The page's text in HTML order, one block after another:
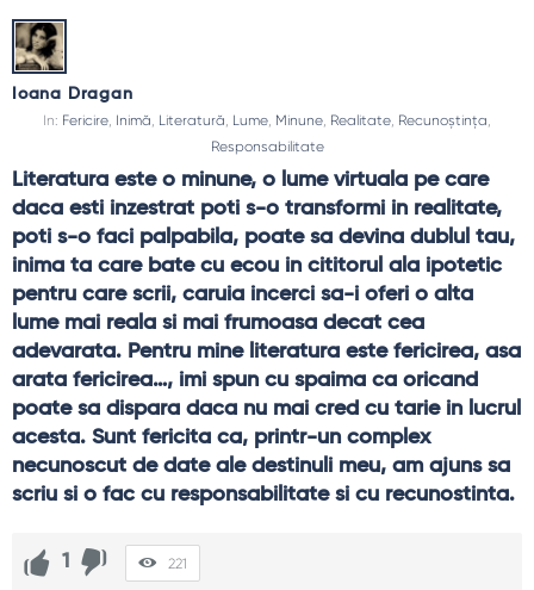
Ioana Dragan
In: Fericire, Inimă, Literatură, Lume, Minune, Realitate, Recunoștința,
Responsabilitate
Literatura este o minune, o lume virtuala pe care
daca esti inzestrat poti s-o transformi in realitate,
poti s-o faci palpabila, poate sa devina dublul tau,
inima ta care bate cu ecou in cititorul ala ipotetic
pentru care scrii, caruia incerci sa-i oferi o alta
lume mai reala si mai frumoasa decat cea
adevarata. Pentru mine literatura este fericirea, asa
arata fericirea…, imi spun cu spaima ca oricand
poate sa dispara daca nu mai cred cu tarie in lucrul
acesta. Sunt fericita ca, printr-un complex
necunoscut de date ale destinuli meu, am ajuns sa
scriu si o fac cu responsabilitate si cu recunostinta.
1 221